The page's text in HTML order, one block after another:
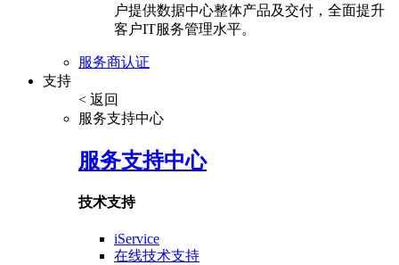
户提供数据中心整体产品及交付，全面提升
客户IT服务管理水平。
服务商认证
支持
< 返回
服务支持中心
服务支持中心
技术支持
iService
在线技术支持